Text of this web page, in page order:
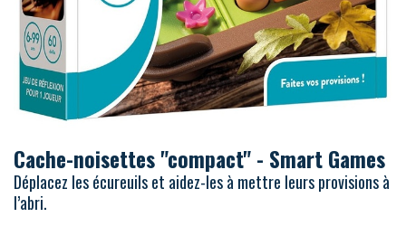
Cache-noisettes "compact" - Smart Games
Déplacez les écureuils et aidez-les à mettre leurs provisions à
l’abri.